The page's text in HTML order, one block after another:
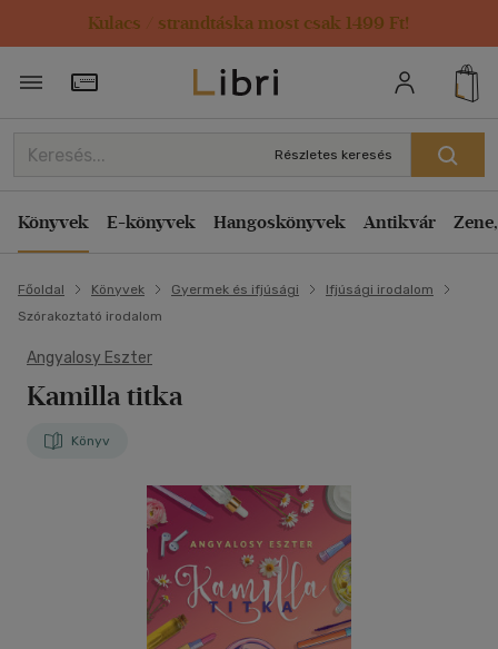
Kulacs / strandtáska most csak 1499 Ft!
Törzsvásárlói Kártya adatai
Részletes keresés
Könyvek E-könyvek Hangoskönyvek Antikvár
Főoldal Könyvek Gyermek és ifjúsági
Ifjúsági irodalom
Szórakoztató irodalom
Angyalosy Eszter
Kamilla titka
Könyv